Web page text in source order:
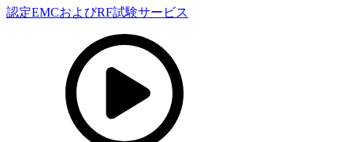
認定EMCおよびRF試験サービス